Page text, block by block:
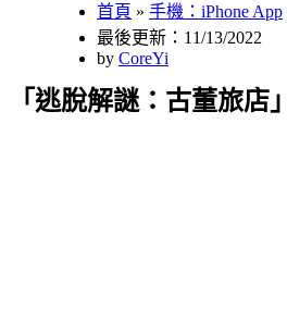
首頁 » 手機：iPhone App
最後更新：11/13/2022
by CoreYi
「逃脫解謎：古董旅